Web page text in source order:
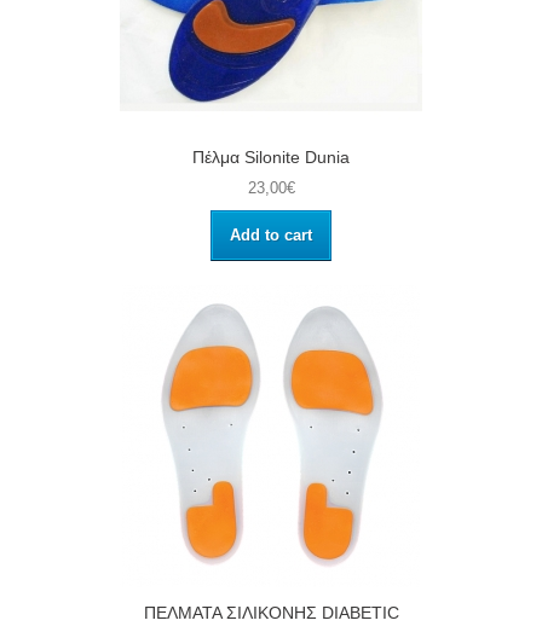
Πέλμα Silonite Dunia
23,00€
Add to cart
ΠΕΛΜΑΤΑ ΣΙΛΙΚΟΝΗΣ DIABETIC